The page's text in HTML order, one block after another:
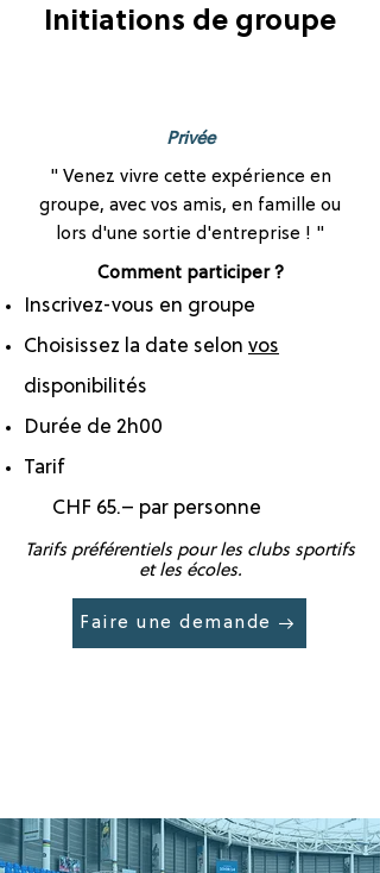
Initiations de groupe
Privée
" Venez vivre cette expérience en
groupe, avec vos amis, en famille ou
lors d'une sortie d'entreprise ! "
Comment participer ?
Inscrivez-vous en groupe
Choisissez la date selon vos
disponibilités
Durée de 2h00
Tarif
CHF 65.– par personne
Tarifs préférentiels pour les clubs sportifs
et les écoles.
Faire une demande →